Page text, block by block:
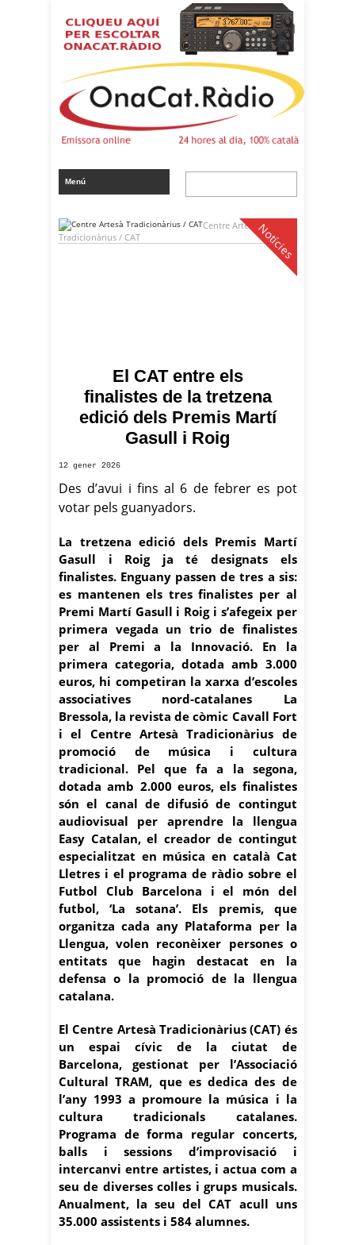
Notícies
Centre Artesà
Tradicionàrius / CAT
El CAT entre els
finalistes de la tretzena
edició dels Premis Martí
Gasull i Roig
12 gener 2026
Des d’avui i fins al 6 de febrer es pot
votar pels guanyadors.
La tretzena edició dels Premis Martí
Gasull i Roig ja té designats els
finalistes. Enguany passen de tres a sis:
es mantenen els tres finalistes per al
Premi Martí Gasull i Roig i s’afegeix per
primera vegada un trio de finalistes
per al Premi a la Innovació. En la
primera categoria, dotada amb 3.000
euros, hi competiran la xarxa d’escoles
associatives nord-catalanes La
Bressola, la revista de còmic Cavall Fort
i el Centre Artesà Tradicionàrius de
promoció de música i cultura
tradicional. Pel que fa a la segona,
dotada amb 2.000 euros, els finalistes
són el canal de difusió de contingut
audiovisual per aprendre la llengua
Easy Catalan, el creador de contingut
especialitzat en música en català Cat
Lletres i el programa de ràdio sobre el
Futbol Club Barcelona i el món del
futbol, ‘La sotana’. Els premis, que
organitza cada any Plataforma per la
Llengua, volen reconèixer persones o
entitats que hagin destacat en la
defensa o la promoció de la llengua
catalana.
El Centre Artesà Tradicionàrius (CAT) és
un espai cívic de la ciutat de
Barcelona, gestionat per l’Associació
Cultural TRAM, que es dedica des de
l’any 1993 a promoure la música i la
cultura tradicionals catalanes.
Programa de forma regular concerts,
balls i sessions d’improvisació i
intercanvi entre artistes, i actua com a
seu de diverses colles i grups musicals.
Anualment, la seu del CAT acull uns
35.000 assistents i 584 alumnes.